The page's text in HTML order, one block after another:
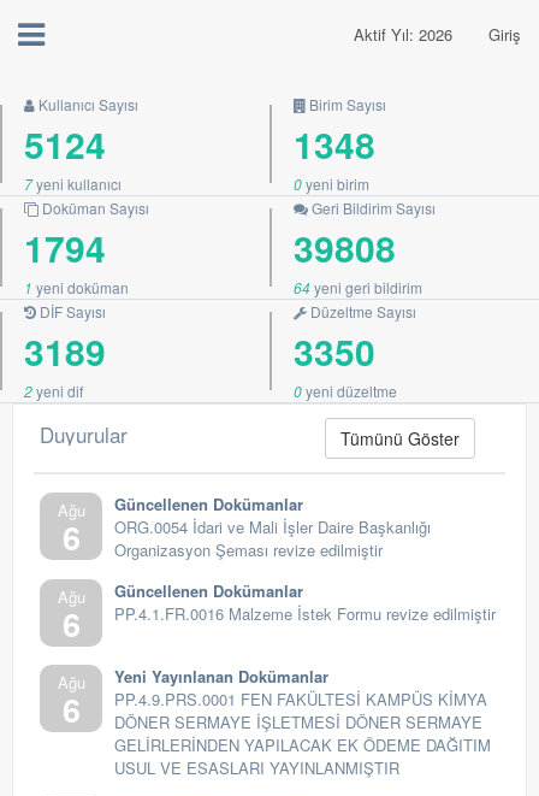
Giriş
Aktif Yıl: 2026
Kullanıcı Sayısı
5124
7yeni kullanıcı
Birim Sayısı
1348
0yeni birim
Doküman Sayısı
1794
1 yeni doküman
Geri Bildirim Sayısı
39808
64yeni geri bildirim
DİF Sayısı
3189
2yeni dif
Düzeltme Sayısı
3350
0yeni düzeltme
Duyurular Tümünü Göster
Ağu
6
Güncellenen Dokümanlar
ORG.0054 İdari ve Mali İşler Daire Başkanlığı
Organizasyon Şeması revize edilmiştir
Ağu
6
Güncellenen Dokümanlar
PP.4.1.FR.0016 Malzeme İstek Formu revize edilmiştir
Ağu
6
Yeni Yayınlanan Dokümanlar
PP.4.9.PRS.0001 FEN FAKÜLTESİ KAMPÜS KİMYA
DÖNER SERMAYE İŞLETMESİ DÖNER SERMAYE
GELİRLERİNDEN YAPILACAK EK ÖDEME DAĞITIM
USUL VE ESASLARI YAYINLANMIŞTIR